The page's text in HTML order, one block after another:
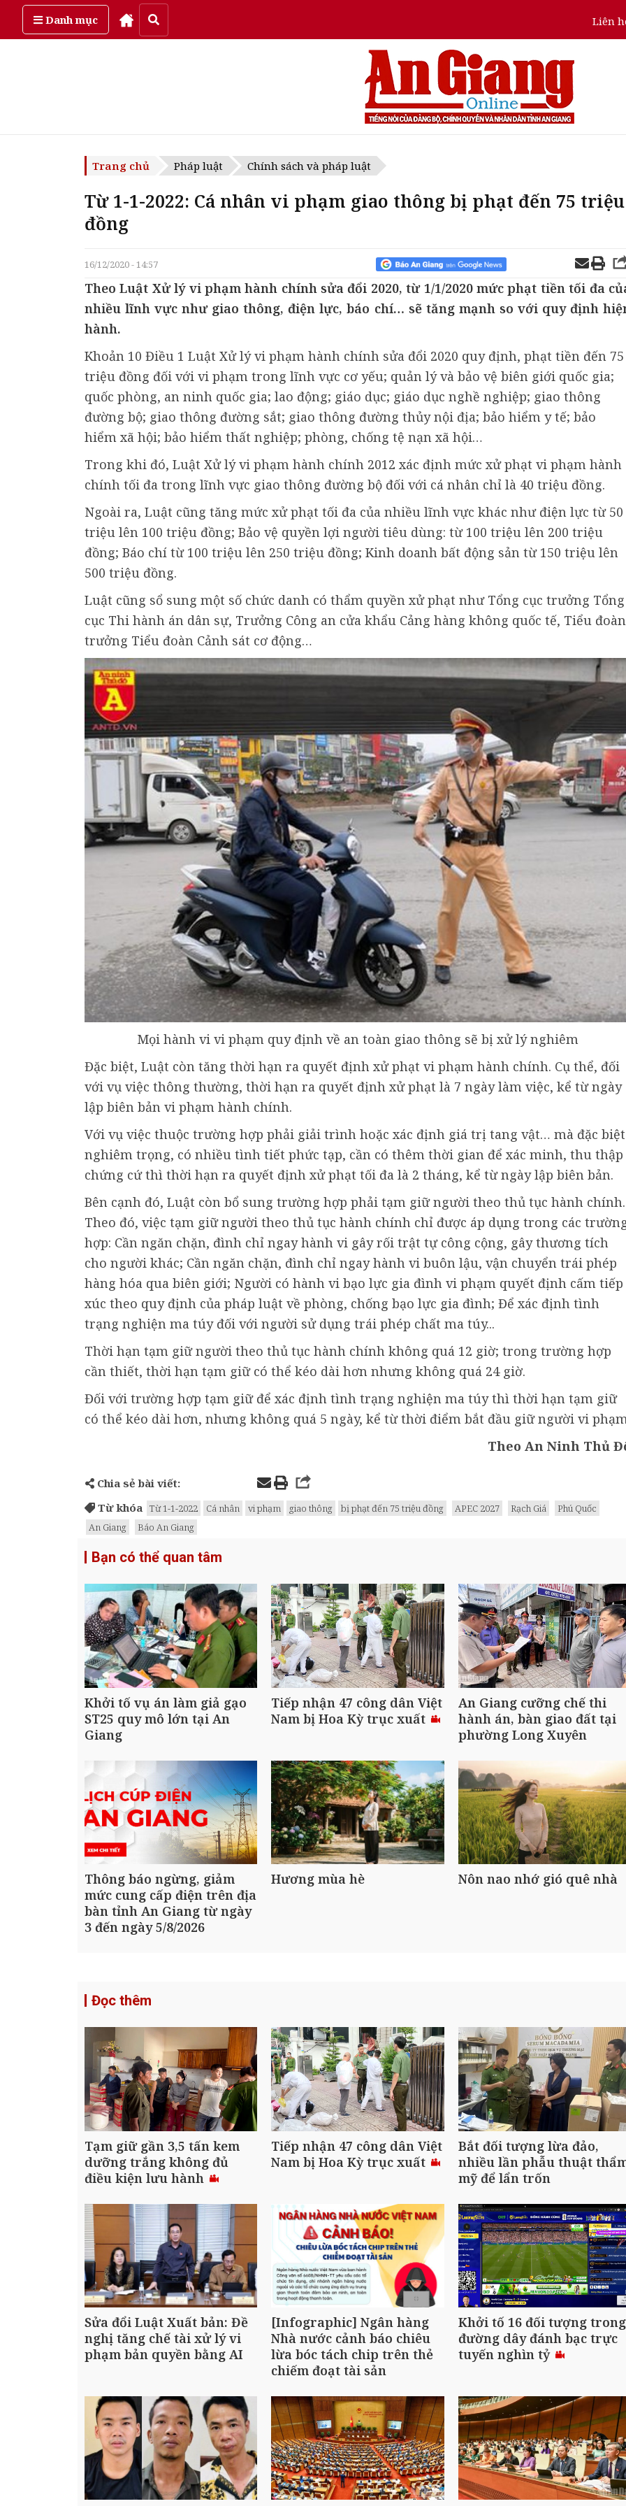
Danh mục Liên
Thứ năm, ngày 6/08/2026
Trang chủ Pháp luật Chính sách và pháp luật
Từ 1-1-2022: Cá nhân vi phạm giao thông bị phạt đến 75 triệu
đồng
16/12/2020 - 14:57
Theo Luật Xử lý vi phạm hành chính sửa đổi 2020, từ 1/1/2020 mức phạt tiền tối đa
nhiều lĩnh vực như giao thông, điện lực, báo chí… sẽ tăng mạnh so với quy định
hành.
Khoản 10 Điều 1 Luật Xử lý vi phạm hành chính sửa đổi 2020 quy định, phạt tiền đến 75
triệu đồng đối với vi phạm trong lĩnh vực cơ yếu; quản lý và bảo vệ biên giới quốc gia;
quốc phòng, an ninh quốc gia; lao động; giáo dục; giáo dục nghề nghiệp; giao thông
đường bộ; giao thông đường sắt; giao thông đường thủy nội địa; bảo hiểm y tế; bảo
hiểm xã hội; bảo hiểm thất nghiệp; phòng, chống tệ nạn xã hội…
Trong khi đó, Luật Xử lý vi phạm hành chính 2012 xác định mức xử phạt vi phạm hành
chính tối đa trong lĩnh vực giao thông đường bộ đối với cá nhân chỉ là 40 triệu đồng.
Ngoài ra, Luật cũng tăng mức xử phạt tối đa của nhiều lĩnh vực khác như điện lực từ 50
triệu lên 100 triệu đồng; Bảo vệ quyền lợi người tiêu dùng: từ 100 triệu lên 200 triệu
đồng; Báo chí từ 100 triệu lên 250 triệu đồng; Kinh doanh bất động sản từ 150 triệu lên
500 triệu đồng.
Luật cũng sổ sung một số chức danh có thẩm quyền xử phạt như Tổng cục trưởng Tổng
cục Thi hành án dân sự, Trưởng Công an cửa khẩu Cảng hàng không quốc tế, Tiểu đoàn
trưởng Tiểu đoàn Cảnh sát cơ động…
Mọi hành vi vi phạm quy định về an toàn giao thông sẽ bị xử lý nghiêm
Đặc biệt, Luật còn tăng thời hạn ra quyết định xử phạt vi phạm hành chính. Cụ thể, đối
với vụ việc thông thường, thời hạn ra quyết định xử phạt là 7 ngày làm việc, kể từ ngày
lập biên bản vi phạm hành chính.
Với vụ việc thuộc trường hợp phải giải trình hoặc xác định giá trị tang vật… mà đặc biệt
nghiêm trọng, có nhiều tình tiết phức tạp, cần có thêm thời gian để xác minh, thu thập
chứng cứ thì thời hạn ra quyết định xử phạt tối đa là 2 tháng, kể từ ngày lập biên bản.
Bên cạnh đó, Luật còn bổ sung trường hợp phải tạm giữ người theo thủ tục hành chính.
Theo đó, việc tạm giữ người theo thủ tục hành chính chỉ được áp dụng trong các
hợp: Cần ngăn chặn, đình chỉ ngay hành vi gây rối trật tự công cộng, gây thương tích
cho người khác; Cần ngăn chặn, đình chỉ ngay hành vi buôn lậu, vận chuyển trái phép
hàng hóa qua biên giới; Người có hành vi bạo lực gia đình vi phạm quyết định cấm tiếp
xúc theo quy định của pháp luật về phòng, chống bạo lực gia đình; Để xác định tình
trạng nghiện ma túy đối với người sử dụng trái phép chất ma túy...
Thời hạn tạm giữ người theo thủ tục hành chính không quá 12 giờ; trong trường hợp
cần thiết, thời hạn tạm giữ có thể kéo dài hơn nhưng không quá 24 giờ.
Đối với trường hợp tạm giữ để xác định tình trạng nghiện ma túy thì thời hạn tạm giữ
có thể kéo dài hơn, nhưng không quá 5 ngày, kể từ thời điểm bắt đầu giữ người vi
Theo An Ninh Thủ
Chia sẻ bài viết:
Từ khóa Từ 1-1-2022 Cá nhân vi phạm giao thông bị phạt đến 75 triệu đồng APEC 2027 Rạch Giá
Phú Quốc
An Giang
Báo An Giang
Bạn có thể quan tâm
Khởi tố vụ án làm giả gạo
ST25 quy mô lớn tại An
Giang
Tiếp nhận 47 công dân Việt
Nam bị Hoa Kỳ trục xuất
An Giang cưỡng chế thi
hành án, bàn giao đất tại
phường Long Xuyên
Thông báo ngừng, giảm
mức cung cấp điện trên địa
bàn tỉnh An Giang từ ngày
3 đến ngày 5/8/2026
Hương mùa hè Nôn nao nhớ gió quê nhà
Đọc thêm
Tạm giữ gần 3,5 tấn kem
dưỡng trắng không đủ
điều kiện lưu hành
Tiếp nhận 47 công dân Việt
Nam bị Hoa Kỳ trục xuất
Bắt đối tượng lừa đảo,
nhiều lần phẫu thuật
mỹ để lẩn trốn
Sửa đổi Luật Xuất bản: Đề
nghị tăng chế tài xử lý vi
phạm bản quyền bằng AI
[Infographic] Ngân hàng
Nhà nước cảnh báo chiêu
lừa bóc tách chip trên thẻ
chiếm đoạt tài sản
Khởi tố 16 đối tượng trong
đường dây đánh bạc trực
tuyến nghìn tỷ